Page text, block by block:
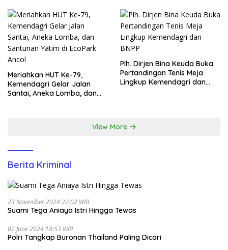
Meriahkan HUT Ke-79,
Kemendagri Gelar Jalan
Santai, Aneka Lomba, dan
Plh. Dirjen Bina Keuda Buka
Pertandingan Tenis Meja
Lingkup Kemendagri dan
View More
Berita Kriminal
23 November 2024 22:02 WIB
Suami Tega Aniaya Istri Hingga Tewas
02 June 2024 18:53 WIB
Polri Tangkap Buronan Thailand Paling Dicari